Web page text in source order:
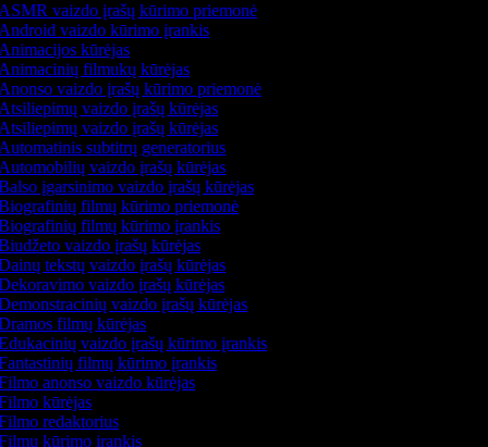
vaizdo įrašų kūrimo priemonė
vaizdo kūrimo įrankis
kūrėjas
filmukų kūrėjas
vaizdo įrašų kūrimo priemonė
vaizdo įrašų kūrėjas
vaizdo įrašų kūrėjas
subtitrų generatorius
vaizdo įrašų kūrėjas
įgarsinimo vaizdo įrašų kūrėjas
filmų kūrimo priemonė
filmų kūrimo įrankis
vaizdo įrašų kūrėjas
tekstų vaizdo įrašų kūrėjas
vaizdo įrašų kūrėjas
vaizdo įrašų kūrėjas
filmų kūrėjas
vaizdo įrašų kūrimo įrankis
filmų kūrimo įrankis
anonso vaizdo kūrėjas
kūrėjas
redaktorius
kūrimo įrankis